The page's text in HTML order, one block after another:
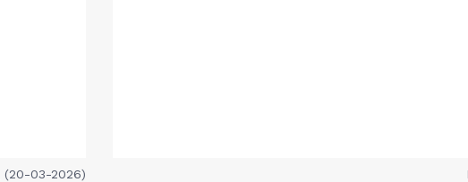
(20-03-2026)